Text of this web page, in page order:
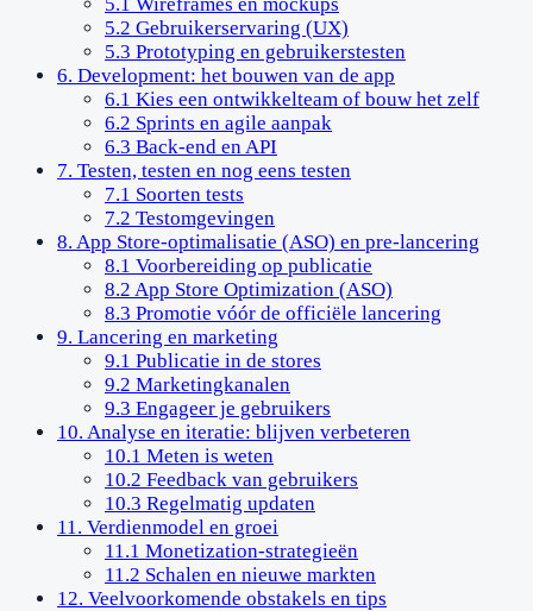
5.2 Gebruikerservaring (UX)
5.3 Prototyping en gebruikerstesten
6. Development: het bouwen van de app
6.1 Kies een ontwikkelteam of bouw het zelf
6.2 Sprints en agile aanpak
6.3 Back-end en API
7. Testen, testen en nog eens testen
7.1 Soorten tests
7.2 Testomgevingen
8. App Store-optimalisatie (ASO) en pre-lancering
8.1 Voorbereiding op publicatie
8.2 App Store Optimization (ASO)
8.3 Promotie vóór de officiële lancering
9. Lancering en marketing
9.1 Publicatie in de stores
9.2 Marketingkanalen
9.3 Engageer je gebruikers
10. Analyse en iteratie: blijven verbeteren
10.1 Meten is weten
10.2 Feedback van gebruikers
10.3 Regelmatig updaten
11. Verdienmodel en groei
11.1 Monetization-strategieën
11.2 Schalen en nieuwe markten
12. Veelvoorkomende obstakels en tips